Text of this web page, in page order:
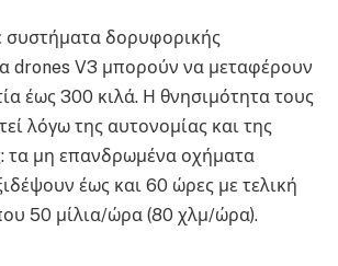
συστήματα δορυφορικής
drones V3 μπορούν να μεταφέρουν
έως 300 κιλά. Η θνησιμότητα τους
λόγω της αυτονομίας και της
τα μη επανδρωμένα οχήματα
έως και 60 ώρες με τελική
50 μίλια/ώρα (80 χλμ/ώρα).